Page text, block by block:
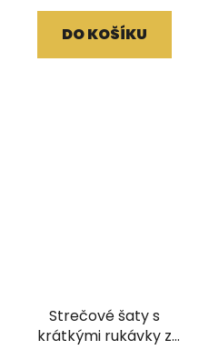
DO KOŠÍKU
Strečové šaty s
krátkými rukávky z